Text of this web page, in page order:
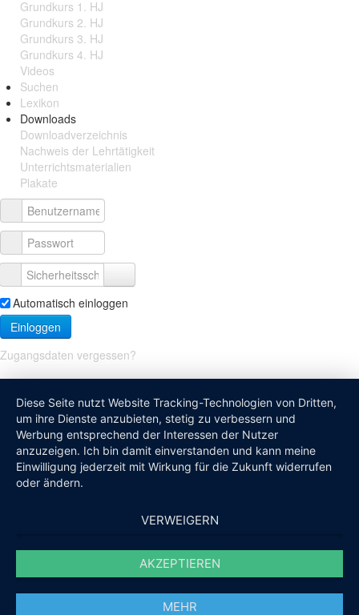
Grundkurs 1. HJ
Grundkurs 2. HJ
Grundkurs 3. HJ
Grundkurs 4. HJ
Videos
Suchen
Lexikon
Downloads
Downloadverzeichnis
Nachweis der Lehrtätigkeit
Unterrichtsmaterialien
Plakate
Automatisch einloggen
Einloggen
Zugangsdaten vergessen?
Diese Seite nutzt Website Tracking-Technologien von Dritten,
um ihre Dienste anzubieten, stetig zu verbessern und
Werbung entsprechend der Interessen der Nutzer
anzuzeigen. Ich bin damit einverstanden und kann meine
Einwilligung jederzeit mit Wirkung für die Zukunft widerrufen
oder ändern.
VERWEIGERN
AKZEPTIEREN
MEHR